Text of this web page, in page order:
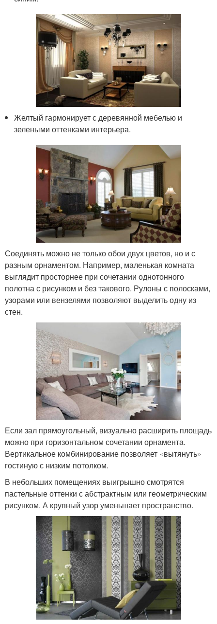
Желтый гармонирует с деревянной мебелью и
зелеными оттенками интерьера.
Соединять можно не только обои двух цветов, но и с
разным орнаментом. Например, маленькая комната
выглядит просторнее при сочетании однотонного
полотна с рисунком и без такового. Рулоны с полосками,
узорами или вензелями позволяют выделить одну из
стен.
Если зал прямоугольный, визуально расширить площадь
можно при горизонтальном сочетании орнамента.
Вертикальное комбинирование позволяет «вытянуть»
гостиную с низким потолком.
В небольших помещениях выигрышно смотрятся
пастельные оттенки с абстрактным или геометрическим
рисунком. А крупный узор уменьшает пространство.